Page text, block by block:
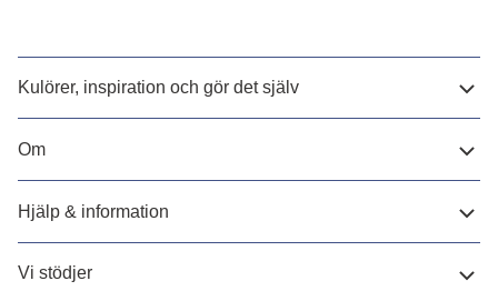
Kulörer, inspiration och gör det själv
Om
Hjälp & information
Vi stödjer